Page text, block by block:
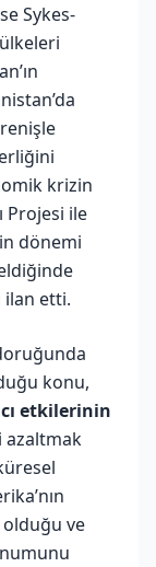
Sykes-
krizin
Projesi ile
dönemi
ilan etti.
konu,
etkilerinin
azaltmak
ve